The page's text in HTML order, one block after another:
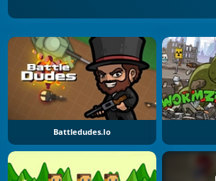
Battledudes.io